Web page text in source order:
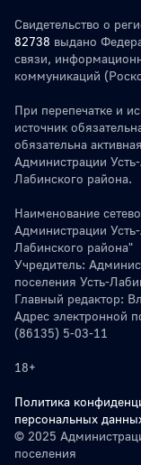
Свидетельство о
82738 выдано
связи,
коммуникаций
При перепечатке и
источник
обязательна
Администрации
Лабинского района.
Наименование
Администрации
Лабинского района"
Учредитель:
поселения Усть-
Главный редактор:
Адрес электронной
(86135) 5-03-11
18+
Политика
персональных
© 2025
поселения